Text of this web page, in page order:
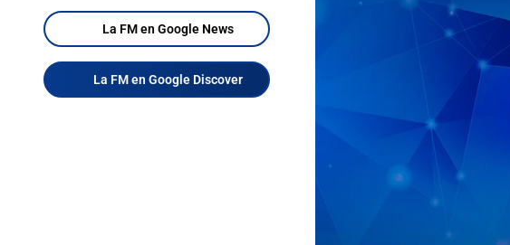
La FM en Google News
La FM en Google Discover